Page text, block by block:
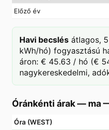
Előző év
Havi becslés átlagos,
kWh/hó) fogyasztású
áron: € 45.63 / hó (€
nagykereskedelmi,
Óránkénti árak — ma
Óra (WEST)